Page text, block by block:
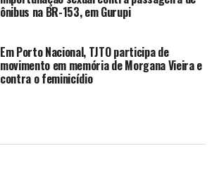
ônibus na BR-153, em Gurupi
Em Porto Nacional, TJTO participa de
movimento em memória de Morgana Vieira e
contra o feminicídio